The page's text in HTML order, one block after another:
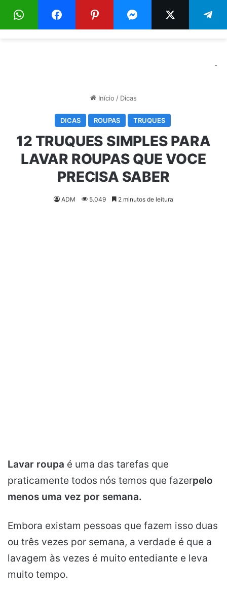
Menu
-
Início / Dicas
DICAS ROUPAS TRUQUES
12 TRUQUES SIMPLES PARA
LAVAR ROUPAS QUE VOCE
PRECISA SABER
ADM 5.049 2 minutos de leitura
Lavar roupa é uma das tarefas que
praticamente todos nós temos que fazerpelo
menos uma vez por semana.
Embora existam pessoas que fazem isso duas
ou três vezes por semana, a verdade é que a
lavagem às vezes é muito entediante e leva
muito tempo.